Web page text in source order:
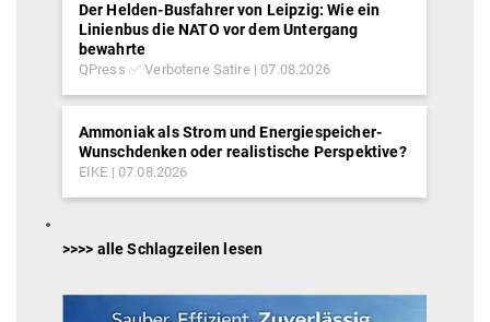
Der Helden-Busfahrer von Leipzig: Wie ein
Linienbus die NATO vor dem Untergang
bewahrte
QPress ✅ Verbotene Satire 07.08.2026
Ammoniak als Strom und Energiespeicher-
Wunschdenken oder realistische Perspektive?
EIKE 07.08.2026
>>>> alle Schlagzeilen lesen